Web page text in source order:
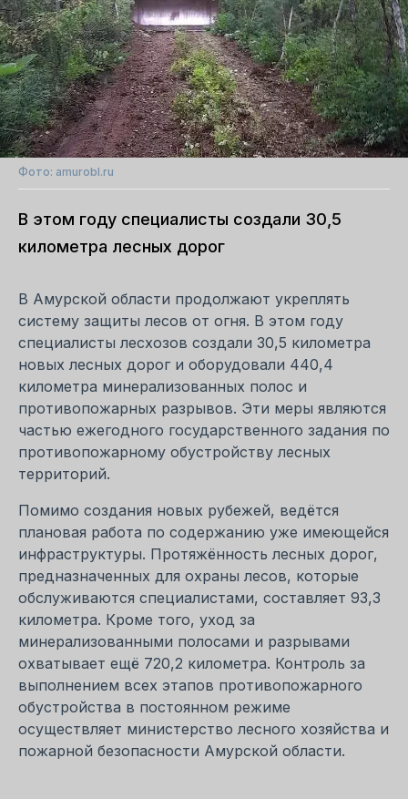
Фото: amurobl.ru
В этом году специалисты создали 30,5
километра лесных дорог
В Амурской области продолжают укреплять
систему защиты лесов от огня. В этом году
специалисты лесхозов создали 30,5 километра
новых лесных дорог и оборудовали 440,4
километра минерализованных полос и
противопожарных разрывов. Эти меры являются
частью ежегодного государственного задания по
противопожарному обустройству лесных
территорий.
Помимо создания новых рубежей, ведётся
плановая работа по содержанию уже имеющейся
инфраструктуры. Протяжённость лесных дорог,
предназначенных для охраны лесов, которые
обслуживаются специалистами, составляет 93,3
километра. Кроме того, уход за
минерализованными полосами и разрывами
охватывает ещё 720,2 километра. Контроль за
выполнением всех этапов противопожарного
обустройства в постоянном режиме
осуществляет министерство лесного хозяйства и
пожарной безопасности Амурской области.